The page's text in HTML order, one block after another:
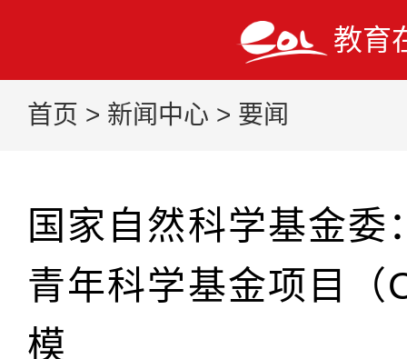
教育
首页 > 新闻中心 > 要闻
国家自然科学基金委
青年科学基金项目（
模